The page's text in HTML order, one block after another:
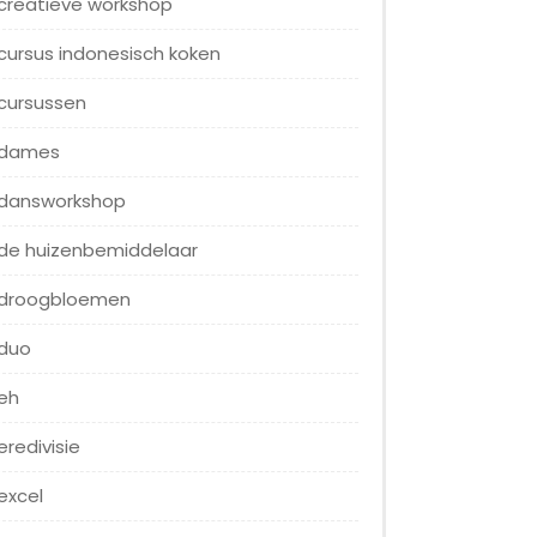
indonesisch koken
huizenbemiddelaar